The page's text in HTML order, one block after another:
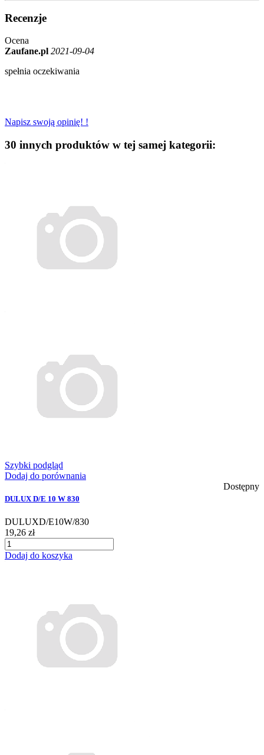
Recenzje
Ocena
Zaufane.pl 2021-09-04
spełnia oczekiwania
Napisz swoją opinię! !
30 innych produktów w tej samej kategorii:
Szybki podgląd
Dodaj do porównania
Dostępny
DULUX D/E 10 W 830
DULUXD/E10W/830
19,26 zł
Dodaj do koszyka